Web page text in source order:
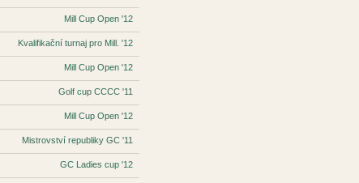
Mill Cup Open '12
Kvalifikační turnaj pro Mill. '12
Mill Cup Open '12
Golf cup CCCC '11
Mill Cup Open '12
Mistrovství republiky GC '11
GC Ladies cup '12